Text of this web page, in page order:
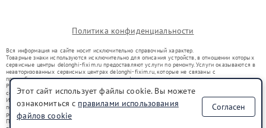
Политика конфиденциальности
Вся информация на сайте носит исключительно справочный характер.
Товарные знаки используются исключительно для описания устройств, в отношении которых
сервисные центры delonghi-fixim.ru предоставляют услуги по ремонту. Услуги оказываются в
неавторизованных сервисных центрах delonghi-fixim.ru, которые не связаны с
правообладателями товарных знаков или их официальными представителями.
Ремонт осуществляется для устройств, уже введенных в гражданский оборот в соответствии
со статьей 1487 ГК РФ.
Использование товарных знаков не преследует цели индивидуализации услуг или введения
потребителей в заблуждение, а служит для информирования о предоставляемых услугах по
ремонту техники указанных брендов.
Представленная на сайте информация не является публичной офертой, определяемой
Этот сайт использует файлы cookie. Вы можете
ознакомиться с правилами использования
файлов cookie
Согласен